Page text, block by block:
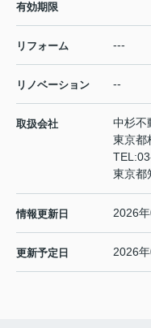
有効期限
リフォーム ---
リノベーション --
取扱会社
中杉
東京都
TEL:
東京都
情報更新日 2026
更新予定日 2026